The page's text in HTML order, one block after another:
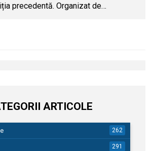
precedentă. Organizat de…
ARTICOLE
262
291